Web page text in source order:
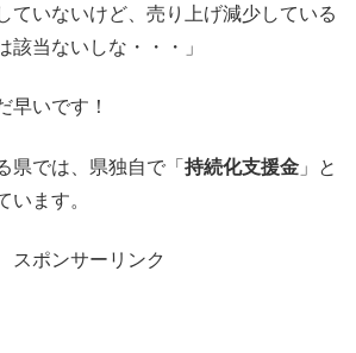
ていないけど、売り上げ減少している
該当ないしな・・・」
早いです！
県では、県独自で「 持続化支援金 」と
います。
スポンサーリンク